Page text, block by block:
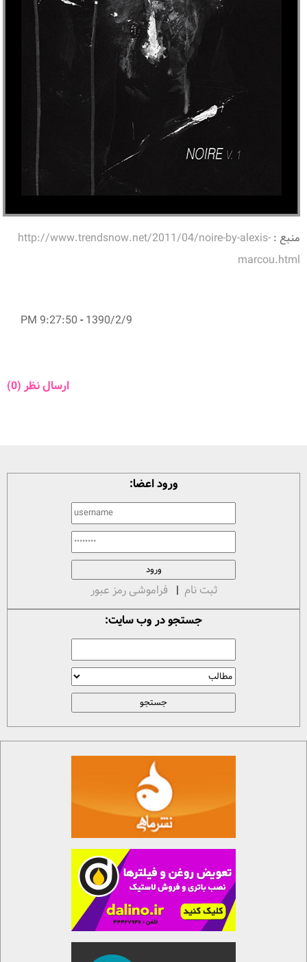
منبع :http://www.trendsnow.net/2011/04/noire-by-alexis-
marcou.html
1390/2/9
-
9:27:50 PM
ارسال نظر (0)
ورود اعضا:
ثبت نام | فراموشی رمز عبور
جستجو در وب سایت: